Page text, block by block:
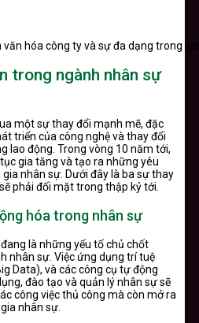
hóa công ty và sự đa dạng trong
trong ngành nhân sự
một sự thay đổi mạnh mẽ, đặc
triển của công nghệ và thay đổi
lao động. Trong vòng 10 năm tới,
gia tăng và tạo ra những yêu
nhân sự. Dưới đây là ba sự thay
phải đối mặt trong thập kỷ tới.
hóa trong nhân sự
là những yếu tố chủ chốt
nhân sự. Việc ứng dụng trí tuệ
Data), và các công cụ tự động
đào tạo và quản lý nhân sự sẽ
công việc thủ công mà còn mở ra
nhân sự.